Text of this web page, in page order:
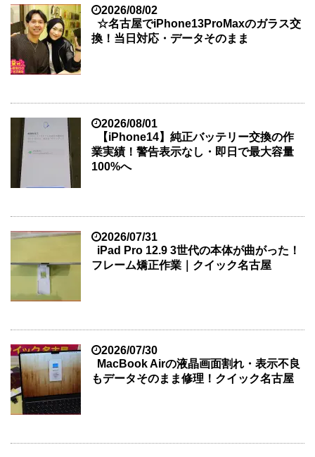
2026/08/02
☆名古屋でiPhone13ProMaxのガラス交
換！当日対応・データそのまま
2026/08/01
【iPhone14】純正バッテリー交換の作
業実績！警告表示なし・即日で最大容量
100%へ
2026/07/31
iPad Pro 12.9 3世代の本体が曲がった！
フレーム矯正作業｜クイック名古屋
2026/07/30
MacBook Airの液晶画面割れ・表示不良
もデータそのまま修理！クイック名古屋